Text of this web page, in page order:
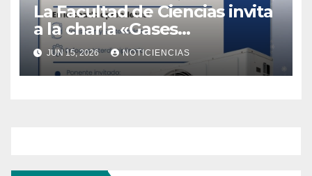
La Facultad de Ciencias invita
a la charla «Gases
refrigerantes, hacia una
refrigeración sostenible»
JUN 15, 2026 NOTICIENCIAS